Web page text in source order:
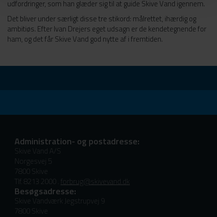
udfordringer, som han glæder sig til at guide Skive Vand igennem.
Det bliver under særligt disse tre stikord: målrettet, ihærdig og
ambitiøs. Efter Ivan Drejers eget udsagn er de kendetegnende for
ham, og det får Skive Vand god nytte af i fremtiden.
Administration- og postadresse:
Skive Vand A/S
Norgesvej 5
7800 Skive
Tlf. 8213 2000 . forbrug@skivevand.dk
Besøgsadresse:
Skive Vandværk Jegstrupvej 9
7800 Skive